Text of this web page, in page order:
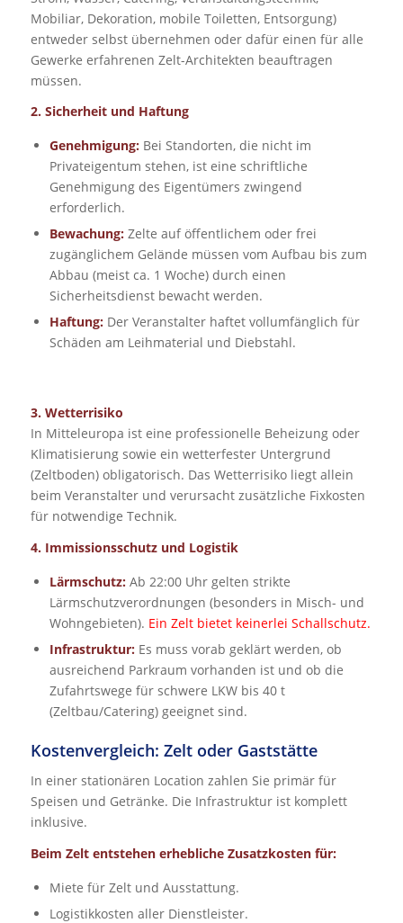
Mobiliar, Dekoration, mobile Toiletten, Entsorgung)
entweder selbst übernehmen oder dafür einen für alle
Gewerke erfahrenen Zelt-Architekten beauftragen
müssen.
2. Sicherheit und Haftung
Genehmigung:Bei Standorten, die nicht im
Privateigentum stehen, ist eine schriftliche
Genehmigung des Eigentümers zwingend
erforderlich.
Bewachung:Zelte auf öffentlichem oder frei
zugänglichem Gelände müssen vom Aufbau bis zum
Abbau (meist ca. 1 Woche) durch einen
Sicherheitsdienst bewacht werden.
Haftung:Der Veranstalter haftet vollumfänglich für
Schäden am Leihmaterial und Diebstahl.
3. Wetterrisiko
In Mitteleuropa ist eine professionelle Beheizung oder
Klimatisierung sowie ein wetterfester Untergrund
(Zeltboden) obligatorisch. Das Wetterrisiko liegt allein
beim Veranstalter und verursacht zusätzliche Fixkosten
für notwendige Technik.
4. Immissionsschutz und Logistik
Lärmschutz:Ab 22:00 Uhr gelten strikte
Lärmschutzverordnungen (besonders in Misch- und
Wohngebieten). Ein Zelt bietet keinerlei Schallschutz.
Infrastruktur:Es muss vorab geklärt werden, ob
ausreichend Parkraum vorhanden ist und ob die
Zufahrtswege für schwere LKW bis 40 t
(Zeltbau/Catering) geeignet sind.
Kostenvergleich: Zelt oder Gaststätte
In einer stationären Location zahlen Sie primär für
Speisen und Getränke. Die Infrastruktur ist komplett
inklusive.
Beim Zelt entstehen erhebliche Zusatzkosten für:
Miete für Zelt und Ausstattung.
Logistikkosten aller Dienstleister.